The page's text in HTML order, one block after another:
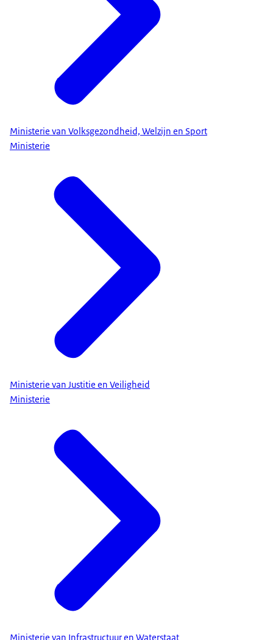
Ministerie van Volksgezondheid, Welzijn en Sport
Ministerie
Ministerie van Justitie en Veiligheid
Ministerie